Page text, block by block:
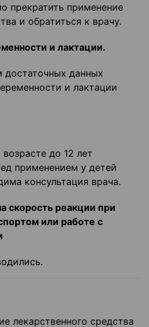
прекратить применение
и обратиться к врачу.
и лактации.
достаточных данных
и лактации
до 12 лет
применением у детей
консультация врача.
скорость реакции при
или работе с
лекарственного средства